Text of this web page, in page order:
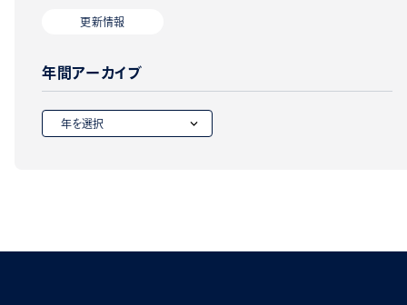
更新情報
年間アーカイブ